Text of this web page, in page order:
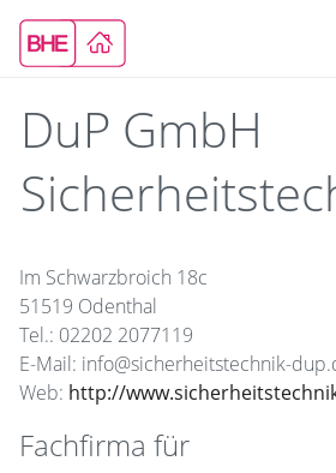
DuP GmbH
Im Schwarzbroich 18c
51519 Odenthal
Tel.: 02202 2077119
E-Mail: info@sicherheitstechnik-
Web: http://
Fachfirma für